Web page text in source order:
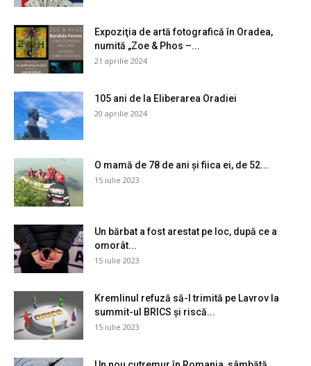
Expoziţia de artă fotografică în Oradea,
numită „Zoe & Phos –...
21 aprilie 2024
105 ani de la Eliberarea Oradiei
20 aprilie 2024
O mamă de 78 de ani și fiica ei, de 52...
15 iulie 2023
Un bărbat a fost arestat pe loc, după ce a
omorât...
15 iulie 2023
Kremlinul refuză să-l trimită pe Lavrov la
summit-ul BRICS și riscă...
15 iulie 2023